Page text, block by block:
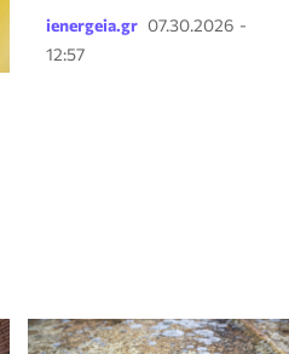
ienergeia.gr 07.30.2026 -
12:57